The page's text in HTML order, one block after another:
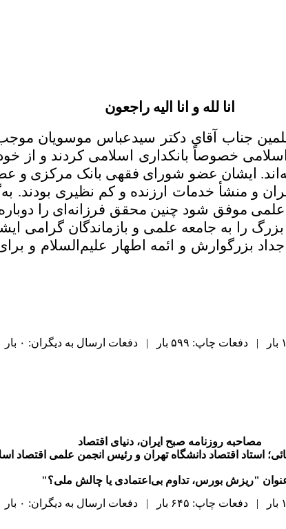
انا لله و انا الیه راجعون
جناب آقای دکتر سیدعباس موسویان
خصوصاً بانکداری اسلامی کردند و از
ایشان عضو شورای فقهی بانک مرکزی و
و منشأ خدمات ارزنده و کم نظیری بودند.
علمی موفق شود چنین محقق فرزانه‌ای را
را به جامعه علمی و بازماندگان گرامی
بزرگوارش و ائمه اطهار علیم‌السلام و
مصاحبه روزنامه صبح ایران، دنیای اقتصاد
استاد اقتصاد دانشگاه تهران و رئیس انجمن علمی اقتصاد
عنوان "ریزش بورس، تداوم بی‌اعتمادی یا چالش ملی؟"